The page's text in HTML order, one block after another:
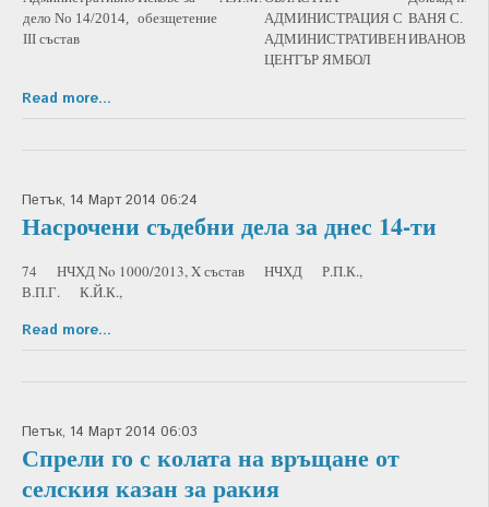
дело No 14/2014,
III състав
обезщетение
АДМИНИСТРАЦИЯ С
АДМИНИСТРАТИВЕН
ЦЕНТЪР ЯМБОЛ
ВАНЯ С.
ИВАНОВА
Read more...
Петък, 14 Март 2014 06:24
Насрочени съдебни дела за днес 14-ти
74 НЧХД No 1000/2013, X състав НЧХД Р.П.К.,
В.П.Г. К.Й.К.,
Read more...
Петък, 14 Март 2014 06:03
Спрели го с колата на връщане от
селския казан за ракия